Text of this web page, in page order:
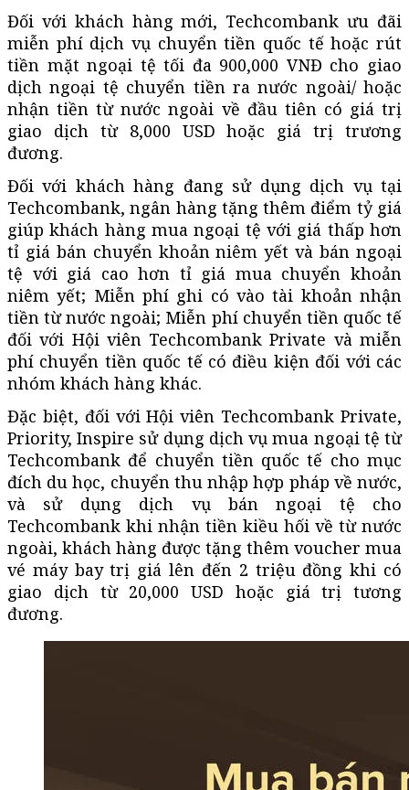
Đối với khách hàng mới, Techcombank ưu đãi
miễn phí dịch vụ chuyển tiền quốc tế hoặc rút
tiền mặt ngoại tệ tối đa 900,000 VNĐ cho giao
dịch ngoại tệ chuyển tiền ra nước ngoài/ hoặc
nhận tiền từ nước ngoài về đầu tiên có giá trị
giao dịch từ 8,000 USD hoặc giá trị trương
đương.
Đối với khách hàng đang sử dụng dịch vụ tại
Techcombank, ngân hàng tặng thêm điểm tỷ giá
giúp khách hàng mua ngoại tệ với giá thấp hơn
tỉ giá bán chuyển khoản niêm yết và bán ngoại
tệ với giá cao hơn tỉ giá mua chuyển khoản
niêm yết; Miễn phí ghi có vào tài khoản nhận
tiền từ nước ngoài; Miễn phí chuyển tiền quốc tế
đối với Hội viên Techcombank Private và miễn
phí chuyển tiền quốc tế có điều kiện đối với các
nhóm khách hàng khác.
Đặc biệt, đối với Hội viên Techcombank Private,
Priority, Inspire sử dụng dịch vụ mua ngoại tệ từ
Techcombank để chuyển tiền quốc tế cho mục
đích du học, chuyển thu nhập hợp pháp về nước,
và sử dụng dịch vụ bán ngoại tệ cho
Techcombank khi nhận tiền kiều hối về từ nước
ngoài, khách hàng được tặng thêm voucher mua
vé máy bay trị giá lên đến 2 triệu đồng khi có
giao dịch từ 20,000 USD hoặc giá trị tương
đương.